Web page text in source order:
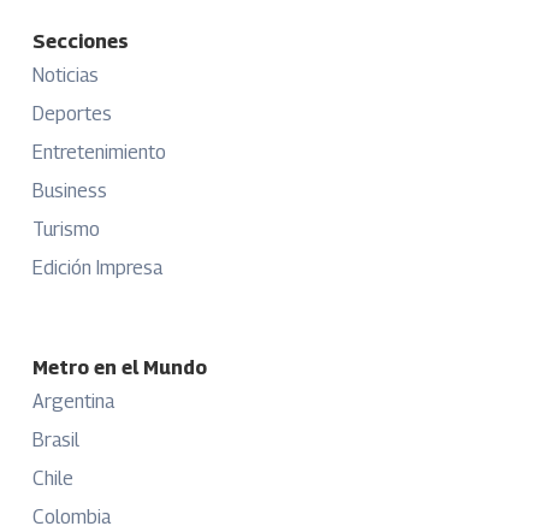
Secciones
Noticias
Deportes
Entretenimiento
Business
Turismo
Edición Impresa
Metro en el Mundo
Argentina
Brasil
Chile
Colombia